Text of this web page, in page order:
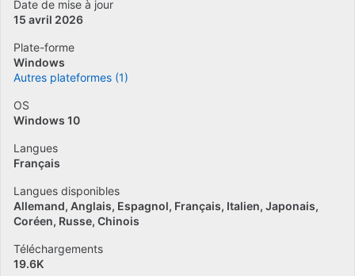
Date de mise à jour
15 avril 2026
Plate-forme
Windows
Autres plateformes (1)
OS
Windows 10
Langues
Français
Langues disponibles
Allemand Anglais Espagnol Français Italien Japonais
Coréen Russe Chinois
Téléchargements
19.6K